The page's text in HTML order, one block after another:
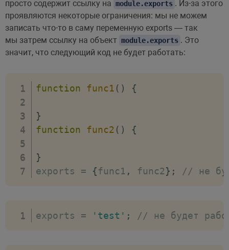
просто содержит ссылку на module.exports . Из-за этого
проявляются некоторые ограничения: мы не можем
записать что-то в саму переменную exports — так
мы затрем ссылку на объект module.exports . Это
значит, что следующий код не будет работать:
function func1 ( ) {
}
function
func2 ( ) {
}
exports = {func1 , func2} ; // не
exports = 'test' ; // не будет